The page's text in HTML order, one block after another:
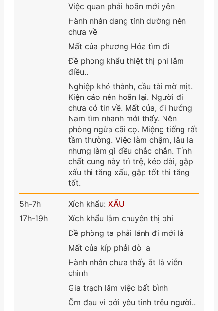
Việc quan phải hoãn mới yên
Hành nhân đang tính đường nên
chưa về
Mất của phương Hỏa tìm đi
Đề phong khẩu thiệt thị phi lắm
điều..
Nghiệp khó thành, cầu tài mờ mịt.
Kiện cáo nên hoãn lại. Người đi
chưa có tin về. Mất của, đi hướng
Nam tìm nhanh mới thấy. Nên
phòng ngừa cãi cọ. Miệng tiếng rất
tầm thường. Việc làm chậm, lâu la
nhưng làm gì đều chắc chắn. Tính
chất cung này trì trệ, kéo dài, gặp
xấu thì tăng xấu, gặp tốt thì tăng
tốt.
5h-7h
17h-19h
Xích khẩu: XẤU
Xích khẩu lắm chuyên thị phi
Đề phòng ta phải lánh đi mới là
Mất của kíp phải dò la
Hành nhân chưa thấy ắt là viễn
chinh
Gia trạch lắm việc bất bình
Ốm đau vì bởi yêu tinh trêu người..